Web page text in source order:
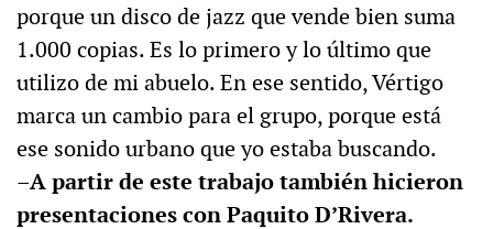
porque un disco de jazz que vende bien suma
1.000 copias. Es lo primero y lo último que
utilizo de mi abuelo. En ese sentido, Vértigo
marca un cambio para el grupo, porque está
ese sonido urbano que yo estaba buscando.
–A partir de este trabajo también hicieron
presentaciones con Paquito D’Rivera.